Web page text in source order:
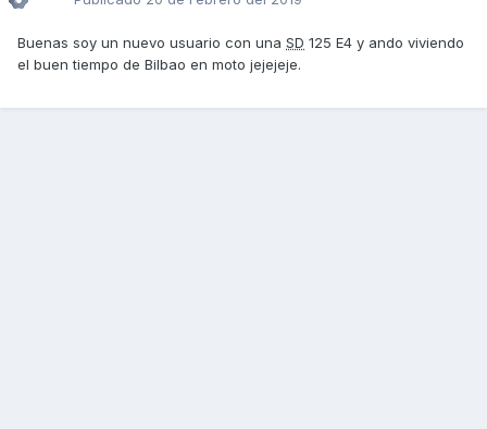
Buenas soy un nuevo usuario con una SD 125 E4 y ando viviendo
el buen tiempo de Bilbao en moto jejejeje.